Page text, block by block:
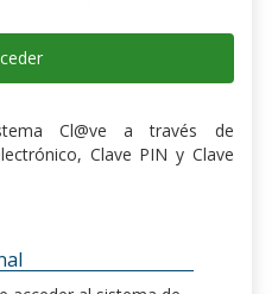
Cl@ve a través de
Clave PIN y Clave